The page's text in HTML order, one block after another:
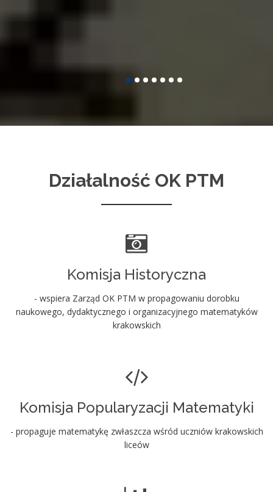
Działalność OK PTM
Komisja Historyczna
- wspiera Zarząd OK PTM w propagowaniu dorobku
naukowego, dydaktycznego i organizacyjnego matematyków
krakowskich
Komisja Popularyzacji Matematyki
- propaguje matematykę zwłaszcza wśród uczniów krakowskich
liceów